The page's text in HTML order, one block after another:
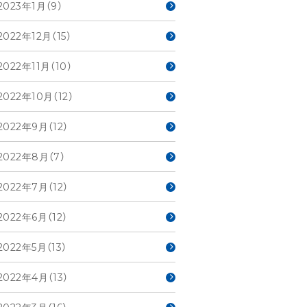
年1月（9）
年12月（15）
年11月（10）
年10月（12）
年9月（12）
年8月（7）
年7月（12）
年6月（12）
年5月（13）
年4月（13）